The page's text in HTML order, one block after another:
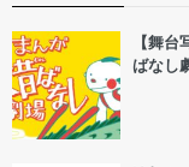
【舞
ばなし